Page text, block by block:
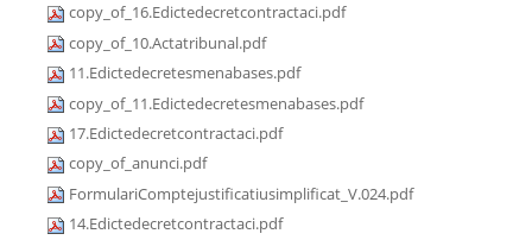
copy_of_16.Edictedecretcontractaci.pdf
copy_of_10.Actatribunal.pdf
11.Edictedecretesmenabases.pdf
copy_of_11.Edictedecretesmenabases.pdf
17.Edictedecretcontractaci.pdf
copy_of_anunci.pdf
FormulariComptejustificatiusimplificat_V.024.pdf
14.Edictedecretcontractaci.pdf